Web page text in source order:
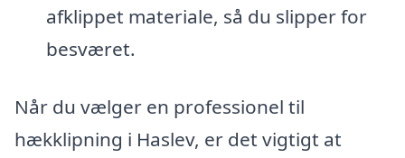
afklippet materiale, så du slipper for
besværet.
Når du vælger en professionel til
hækklipning i Haslev, er det vigtigt at